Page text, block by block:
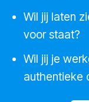
Wil jij laten
voor staat?
Wil jij je
authentieke